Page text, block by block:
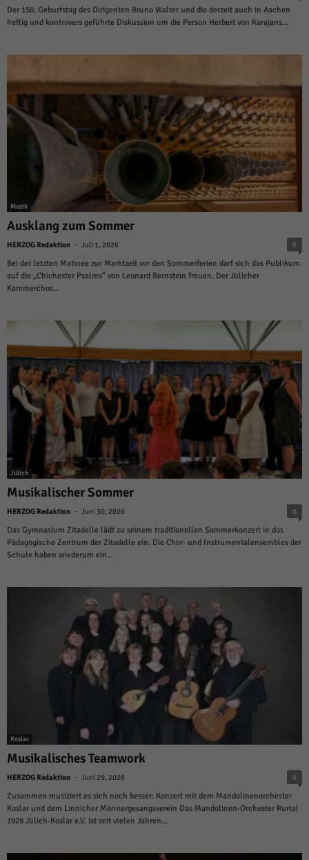
Der 150. Geburtstag des Dirigenten Bruno Walter und die derzeit auch in Aachen
heftig und kontrovers geführte Diskussion um die Person Herbert von Karajans...
Musik
Ausklang zum Sommer
HERZOG Redaktion - Juli 1, 2026 0
Bei der letzten Matinee zur Marktzeit vor den Sommerferien darf sich das Publikum
auf die „Chichester Psalms“ von Leonard Bernstein freuen. Der Jülicher
Kammerchor...
Jülich
Musikalischer Sommer
HERZOG Redaktion - Juni 30, 2026 0
Das Gymnasium Zitadelle lädt zu seinem traditionellen Sommerkonzert in das
Pädagogische Zentrum der Zitadelle ein. Die Chor- und Instrumentalensembles der
Schule haben wiederum ein...
Koslar
Musikalisches Teamwork
HERZOG Redaktion - Juni 29, 2026 0
Zusammen musiziert es sich noch besser: Konzert mit dem Mandolinenorchester
Koslar und dem Linnicher Männergesangsverein Das Mandolinen-Orchester Rurtal
1928 Jülich-Koslar e.V. ist seit vielen Jahren...